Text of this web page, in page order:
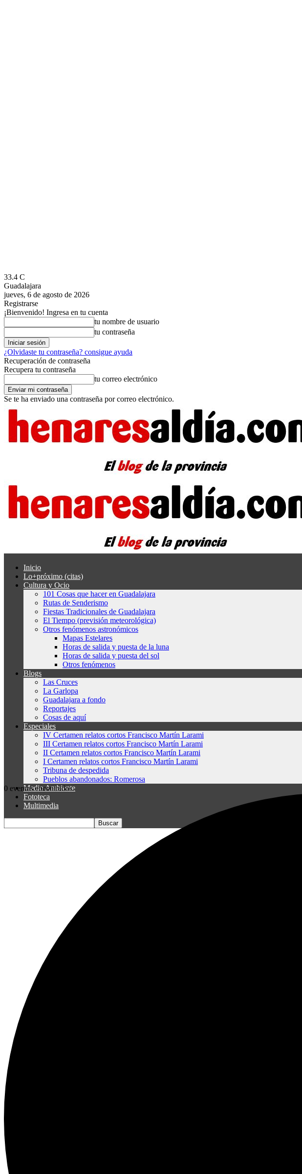
33.4 C
Guadalajara
jueves, 6 de agosto de 2026
Registrarse
¡Bienvenido! Ingresa en tu cuenta
tu nombre de usuario
tu contraseña
¿Olvidaste tu contraseña? consigue ayuda
Recuperación de contraseña
Recupera tu contraseña
tu correo electrónico
Se te ha enviado una contraseña por correo electrónico.
Inicio
Lo+próximo (citas)
Cultura y Ocio
101 Cosas que hacer en Guadalajara
Rutas de Senderismo
Fiestas Tradicionales de Guadalajara
El Tiempo (previsión meteorológica)
Otros fenómenos astronómicos
Mapas Estelares
Horas de salida y puesta de la luna
Horas de salida y puesta del sol
Otros fenómenos
Blogs
Las Cruces
La Garlopa
Guadalajara a fondo
Reportajes
Cosas de aquí
Especiales
IV Certamen relatos cortos Francisco Martín Larami
III Certamen relatos cortos Francisco Martín Larami
II Certamen relatos cortos Francisco Martín Larami
I Certamen relatos cortos Francisco Martín Larami
Tribuna de despedida
Pueblos abandonados: Romerosa
Medio Ambiente
Fototeca
Multimedia
0 eventos encontrados.